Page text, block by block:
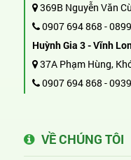
369B Nguyễn Văn
0907 694 868 -
Huỳnh Gia 3 - Vĩnh
37A Phạm Hùng,
0907 694 868 -
VỀ CHÚNG TÔI